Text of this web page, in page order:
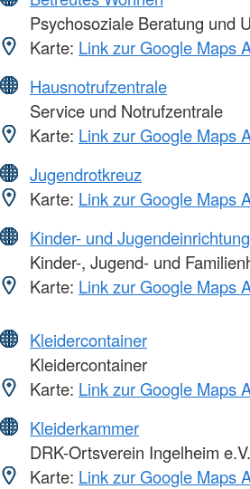
Psychosoziale Beratung und
Karte: Link zur Google Maps
Hausnotrufzentrale
Service und Notrufzentrale
Karte: Link zur Google Maps
Jugendrotkreuz
Karte: Link zur Google Maps
Kinder- und
Kinder-, Jugend- und
Karte: Link zur Google Maps
Kleidercontainer
Kleidercontainer
Karte: Link zur Google Maps
Kleiderkammer
DRK-Ortsverein Ingelheim e.V.
Karte: Link zur Google Maps